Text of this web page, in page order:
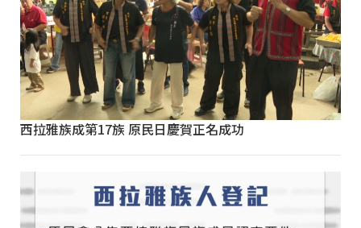
西拉雅族成第17族 原民日慶賀正名成功